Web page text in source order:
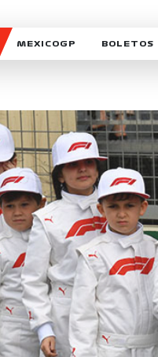
MEXICOGP
SOSTENIBILIDAD
CELEBRA CON NOSOTROS
BOLETOS